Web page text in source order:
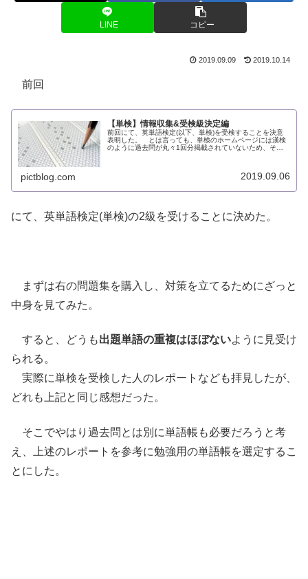
LINE コピー
2019.09.09 2019.10.14
前回
【単検】情報収集&受検級決定編
前回にて、英単語検定(以下、単検)を受検することを決意
表明した。 とは言っても、単検のホームページには漢検
のように過去問が丸々1回分掲載されていないため、その
pictblog.com 2019.09.06
にて、英単語検定(単検)の2級を受けることに決めた。
まずは右の問題集を購入し、対策を立てるためにざっと
中身を見てみた。
すると、どうも出題単語の重複はほぼないように見受け
られる。
実際に単検を受検した人のレポートなども拝見したが、
どれも上記と同じ感想だった。
そこでやはり過去問とは別に単語帳も必要だろうと考
え、上述のレポートを参考に勉強用の単語帳を選定するこ
とにした。